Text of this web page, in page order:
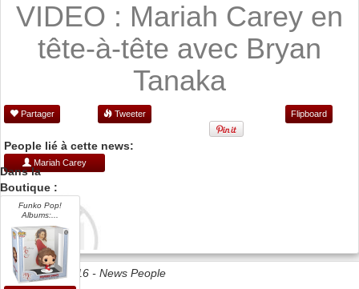
VIDEO : Mariah Carey en
tête-à-tête avec Bryan
Tanaka
Partager Tweeter Flipboard
People lié à cette news:
Mariah Carey
Date 07/12/2016 - News People
Dans la
Boutique :
Funko Pop!
Albums:...